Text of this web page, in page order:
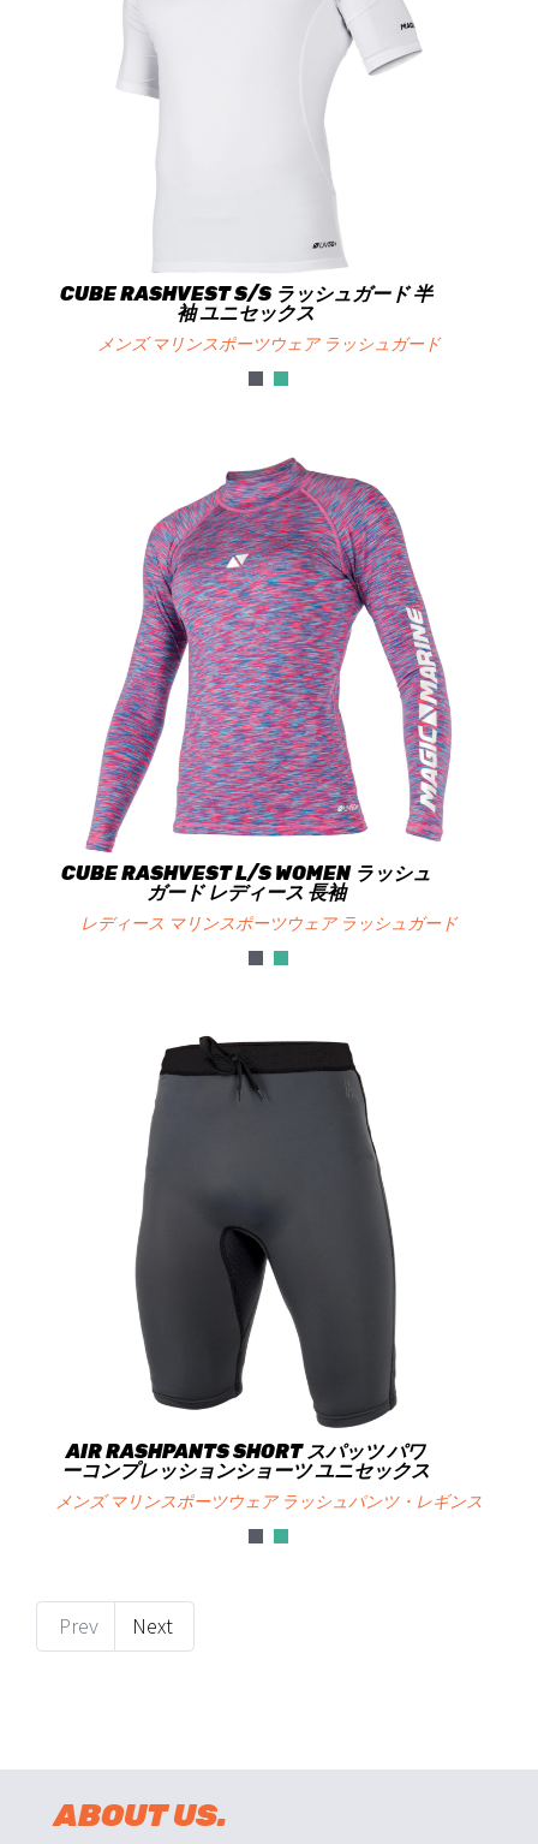
CUBE RASHVEST S/S ラッシュガード 半
袖 ユニセックス
メンズ マリンスポーツウェア ラッシュガード
CUBE RASHVEST L/S WOMEN ラッシュ
ガード レディース 長袖
レディース マリンスポーツウェア ラッシュガード
AIR RASHPANTS SHORT スパッツ パワ
ーコンプレッションショーツ ユニセックス
メンズ マリンスポーツウェア ラッシュパンツ・レギンス
Prev Next
ABOUT US.